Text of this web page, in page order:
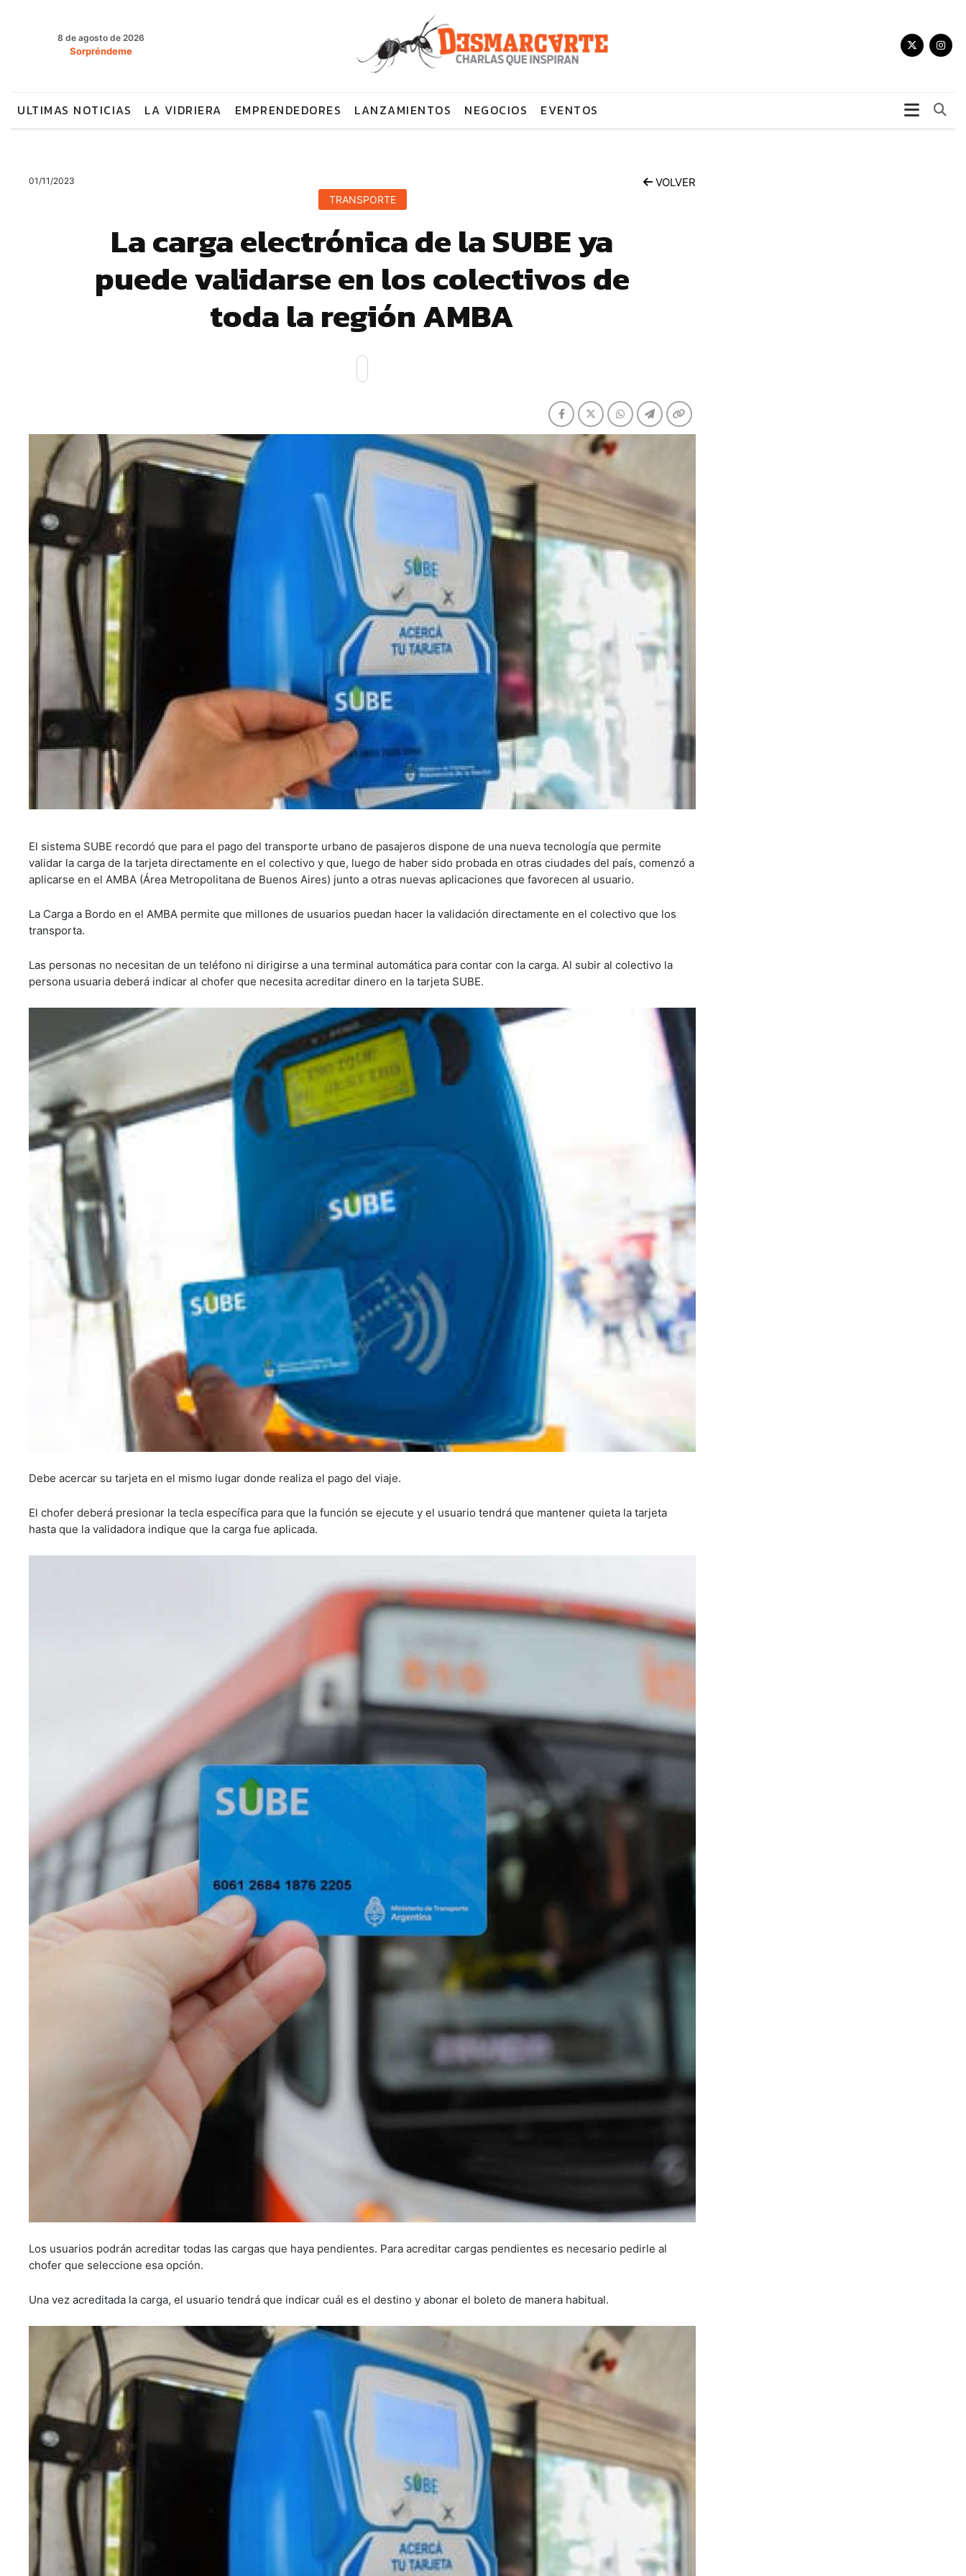
8 de agosto de 2026
Sorpréndeme
ULTIMAS NOTICIAS LA VIDRIERA EMPRENDEDORES LANZAMIENTOS NEGOCIOS EVENTOS
01/11/2023 VOLVER
TRANSPORTE
La carga electrónica de la SUBE ya
puede validarse en los colectivos de
toda la región AMBA
El sistema SUBE recordó que para el pago del transporte urbano de pasajeros dispone de una nueva tecnología que permite
validar la carga de la tarjeta directamente en el colectivo y que, luego de haber sido probada en otras ciudades del país, comenzó a
aplicarse en el AMBA (Área Metropolitana de Buenos Aires) junto a otras nuevas aplicaciones que favorecen al usuario.
La Carga a Bordo en el AMBA permite que millones de usuarios puedan hacer la validación directamente en el colectivo que los
transporta.
Las personas no necesitan de un teléfono ni dirigirse a una terminal automática para contar con la carga. Al subir al colectivo la
persona usuaria deberá indicar al chofer que necesita acreditar dinero en la tarjeta SUBE.
Debe acercar su tarjeta en el mismo lugar donde realiza el pago del viaje.
El chofer deberá presionar la tecla específica para que la función se ejecute y el usuario tendrá que mantener quieta la tarjeta
hasta que la validadora indique que la carga fue aplicada.
Los usuarios podrán acreditar todas las cargas que haya pendientes. Para acreditar cargas pendientes es necesario pedirle al
chofer que seleccione esa opción.
Una vez acreditada la carga, el usuario tendrá que indicar cuál es el destino y abonar el boleto de manera habitual.